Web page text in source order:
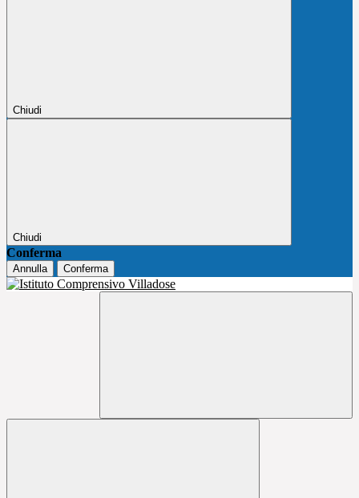
Chiudi
Chiudi
Conferma
Annulla Conferma